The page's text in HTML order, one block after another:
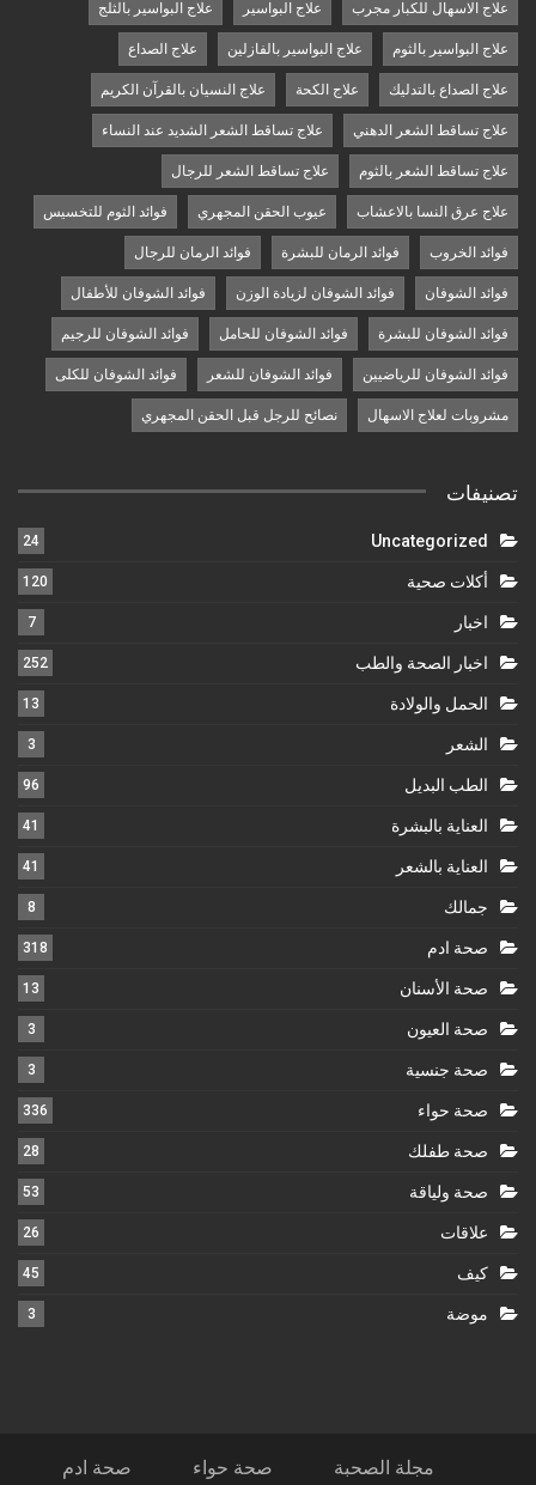
علاج الاسهال للكبار مجرب علاج البواسير علاج البواسير بالثلج
علاج البواسير بالثوم علاج البواسير بالفازلين علاج الصداع
علاج الصداع بالتدليك علاج الكحة علاج النسيان بالقرآن الكريم
علاج تساقط الشعر الدهني علاج تساقط الشعر الشديد عند النساء
علاج تساقط الشعر بالثوم علاج تساقط الشعر للرجال
علاج عرق النسا بالاعشاب عيوب الحقن المجهري فوائد الثوم للتخسيس
فوائد الخروب فوائد الرمان للبشرة فوائد الرمان للرجال
فوائد الشوفان فوائد الشوفان لزيادة الوزن فوائد الشوفان للأطفال
فوائد الشوفان للبشرة فوائد الشوفان للحامل فوائد الشوفان للرجيم
فوائد الشوفان للرياضيين فوائد الشوفان للشعر فوائد الشوفان للكلى
مشروبات لعلاج الاسهال نصائح للرجل قبل الحقن المجهري
تصنيفات
Uncategorized
24
أكلات صحية 120
اخبار 7
اخبار الصحة والطب 252
الحمل والولادة 13
الشعر 3
الطب البديل 96
العناية بالبشرة 41
العناية بالشعر 41
جمالك 8
صحة ادم 318
صحة الأسنان 13
صحة العيون 3
صحة جنسية 3
صحة حواء 336
صحة طفلك 28
صحة ولياقة 53
علاقات 26
كيف 45
موضة 3
مجلة الصحبة صحة حواء صحة ادم